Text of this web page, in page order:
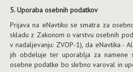
5. Uporaba osebnih podatkov
Prijava na eNavtiko se smatra za
skladu z Zakonom o varstvu osebnih
v nadaljevanju: ZVOP-1), da eNavtika -
jih obdeluje ter uporablja za namene
osebne podatke bo skrbno varoval in